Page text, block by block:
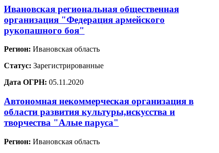
Ивановская региональная общественная
организация "Федерация армейского
рукопашного боя"
Регион: Ивановская область
Статус: Зарегистрированные
Дата ОГРН: 05.11.2020
Автономная некоммерческая организация в
области развития культуры,искусства и
творчества "Алые паруса"
Регион: Ивановская область